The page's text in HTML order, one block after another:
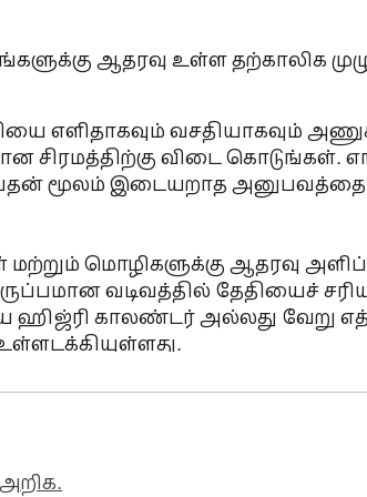
ஆதரவு உள்ள தற்காலிக முழு
எளிதாகவும் வசதியாகவும்
சிரமத்திற்கு விடை கொடுங்கள்.
மூலம் இடையறாத அனுபவத்தை
மற்றும் மொழிகளுக்கு ஆதரவு
வடிவத்தில் தேதியைச்
ஹிஜ்ரி காலண்டர் அல்லது வேறு
தேதியைப் பார்க்கலாம்.
சிறந்தது. அதன் எளிய
அறிக.